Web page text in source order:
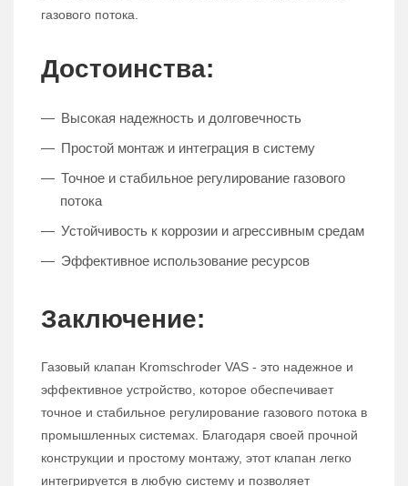
газового потока.
Достоинства:
Высокая надежность и долговечность
Простой монтаж и интеграция в систему
Точное и стабильное регулирование газового
потока
Устойчивость к коррозии и агрессивным средам
Эффективное использование ресурсов
Заключение:
Газовый клапан Kromschroder VAS - это надежное и
эффективное устройство, которое обеспечивает
точное и стабильное регулирование газового потока в
промышленных системах. Благодаря своей прочной
конструкции и простому монтажу, этот клапан легко
интегрируется в любую систему и позволяет